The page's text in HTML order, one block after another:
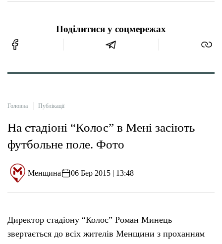
Поділитися у соцмережах
Головна Публікації
На стадіоні “Колос” в Мені засіють
футбольне поле. Фото
Менщина 06 Бер 2015 | 13:48
Директор стадіону “Колос” Роман Минець
звертається до всіх жителів Менщини з проханням